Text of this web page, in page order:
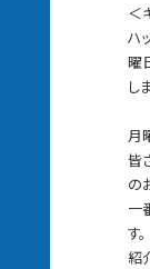
＜
ハ
曜
し
月
皆
の
一
す。
紹